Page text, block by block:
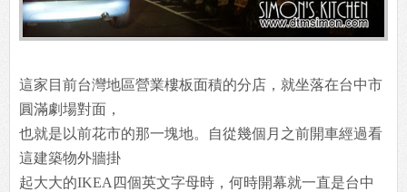
這家目前台灣地區營業樓板面積的分店，就坐落在台中市
圓滿劇場對面，
也就是以前花市的那一塊地。自從幾個月之前開車經過看
這建築物外牆掛
起大大的IKEA四個英文字母時，何時開幕就一直是台中